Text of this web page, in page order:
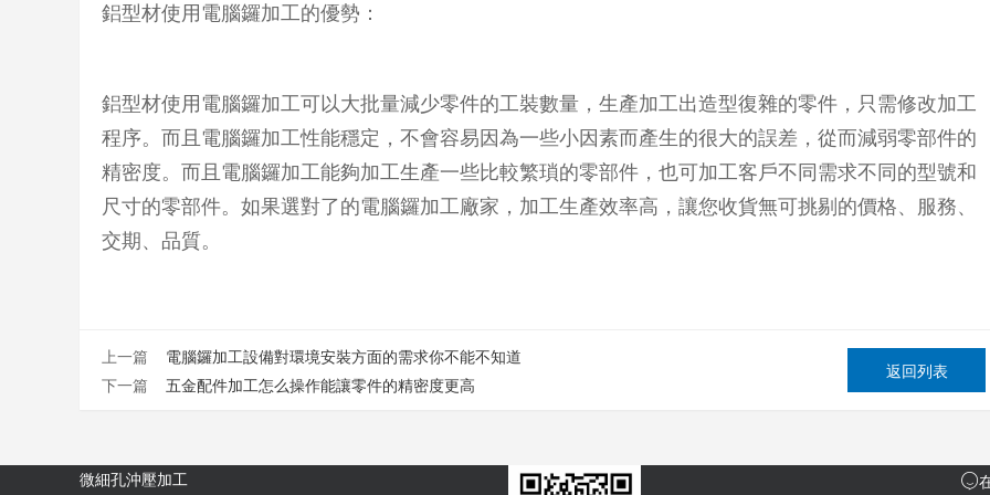
鋁型材使用電腦鑼加工的優勢：
鋁型材使用電腦鑼加工可以大批量減少零件的工裝數量，生產加工出造型復雜的零件，只需修改加工
程序。而且電腦鑼加工性能穩定，不會容易因為一些小因素而產生的很大的誤差，從而減弱零部件的
精密度。而且電腦鑼加工能夠加工生產一些比較繁瑣的零部件，也可加工客戶不同需求不同的型號和
尺寸的零部件。如果選對了的電腦鑼加工廠家，加工生產效率高，讓您收貨無可挑剔的價格、服務、
交期、品質。
返回列表
上一篇 電腦鑼加工設備對環境安裝方面的需求你不能不知道
下一篇 五金配件加工怎么操作能讓零件的精密度更高
微細孔沖壓加工